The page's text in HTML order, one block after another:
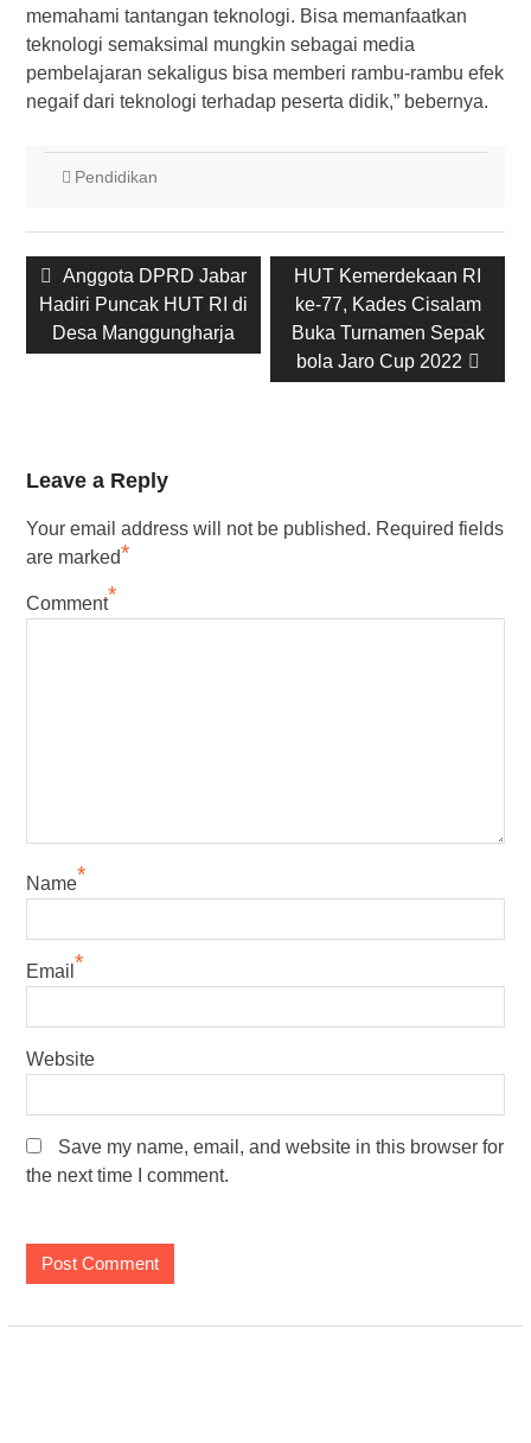
memahami tantangan teknologi. Bisa memanfaatkan
teknologi semaksimal mungkin sebagai media
pembelajaran sekaligus bisa memberi rambu-rambu efek
negaif dari teknologi terhadap peserta didik,” bebernya.
Pendidikan
Post
navigation
Previous
post:
Anggota DPRD Jabar
Hadiri Puncak HUT RI di
Desa Manggungharja
Next
post:
HUT Kemerdekaan RI
ke-77, Kades Cisalam
Buka Turnamen Sepak
bola Jaro Cup 2022
Leave a Reply
Your email address will not be published. Required fields
are marked*
Comment*
Name*
Email *
Website
Save my name, email, and website in this browser for
the next time I comment.